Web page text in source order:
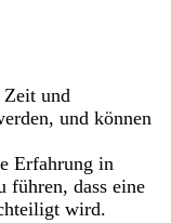
Zeit und
und können
Erfahrung in
führen, dass eine
wird.